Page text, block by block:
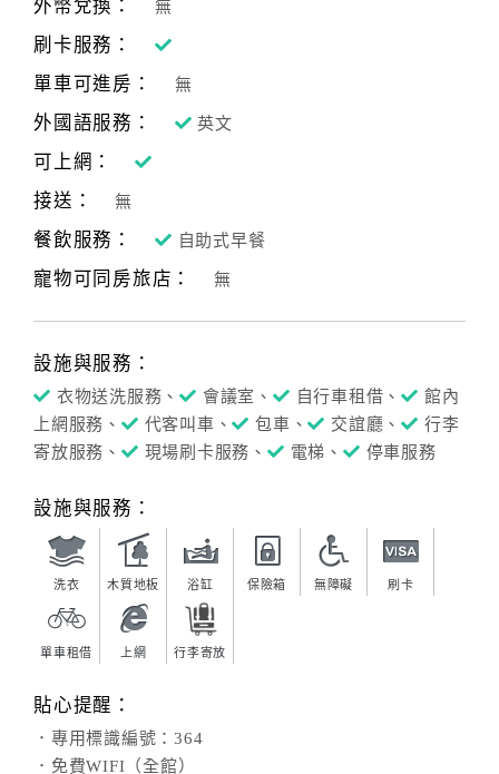
品
傳
外幣兌換： 無
刷卡服務：
單車可進房：
無
外國語服務： 英文
可上網：
接送：
無
餐飲服務： 自助式早餐
寵物可同房旅店： 無
設施與服務：
衣物送洗服務、 會議室、 自行車租借、
館內
上網服務、
代客叫車、 包車、 交誼廳、
行李
寄放服務、
現場刷卡服務、 電梯、 停車服務
設施與服務：
洗衣 木質地板 浴缸 保險箱 無障礙 刷卡
單車租借 上網 行李寄放
貼心提醒：
．專用標識編號：364
．免費WIFI（全館）